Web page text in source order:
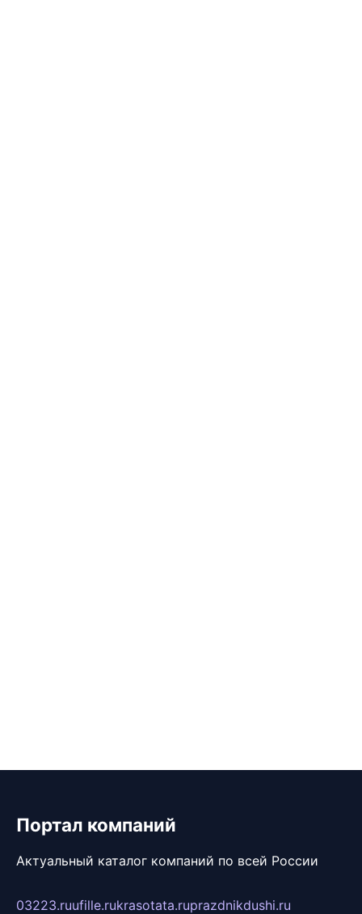
Портал компаний
Актуальный каталог компаний по всей России
03223.ruufille.rukrasotata.ruprazdnikdushi.ru